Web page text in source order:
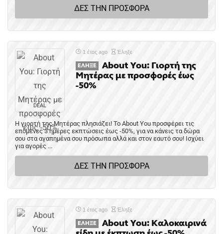
ΔΕΣ ΤΗΝ ΠΡΟΣΦΟΡΑ
DEAL
1 έτος ago Έληξε
ΈΛΗΞΕ
About You: Γιορτή της
Μητέρας με προσφορές έως
-50%
Η γιορτή της Μητέρας πλησιάζει! To About You προσφέρει τις
επόμενες 3 ημέρες εκπτώσεις έως -50%, για να κάνεις τα δώρα
σου στα αγαπημένα σου πρόσωπα αλλά και στον εαυτό σου! Ισχύει
για αγορές ...
ΔΕΣ ΤΗΝ ΠΡΟΣΦΟΡΑ
1 έτος ago Έληξε
ΈΛΗΞΕ
About You: Καλοκαιρινά